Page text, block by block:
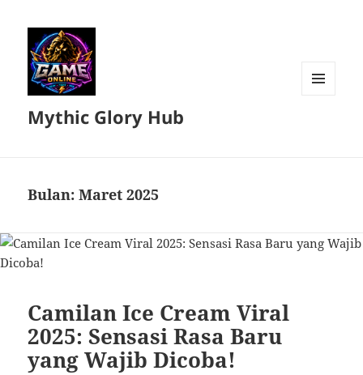
Mythic Glory Hub
Bulan:Maret 2025
Camilan Ice Cream Viral
2025: Sensasi Rasa Baru
yang Wajib Dicoba!